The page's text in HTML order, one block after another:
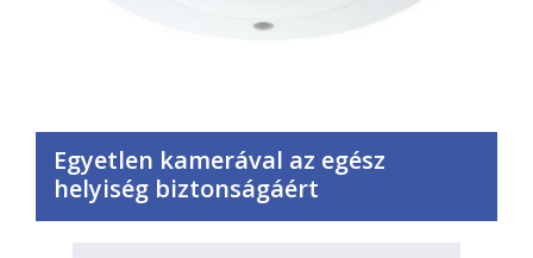
Egyetlen kamerával az egész
helyiség biztonságáért